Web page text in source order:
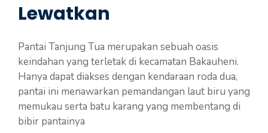
Lewatkan
Pantai Tanjung Tua merupakan sebuah oasis
keindahan yang terletak di kecamatan Bakauheni.
Hanya dapat diakses dengan kendaraan roda dua,
pantai ini menawarkan pemandangan laut biru yang
memukau serta batu karang yang membentang di
bibir pantainya